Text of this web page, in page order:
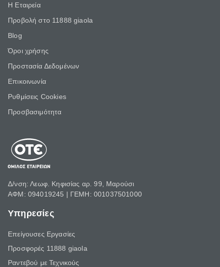
Η Εταιρεία
Προβολή στο 11888 giaola
Blog
Όροι χρήσης
Προστασία Δεδομένων
Επικοινωνία
Ρυθμίσεις Cookies
Προσβασιμότητα
Δ/νση: Λεωφ. Κηφισίας αρ. 99, Μαρούσι
ΑΦΜ: 094019245 | ΓΕΜΗ: 001037501000
Υπηρεσίες
Επείγουσες Εργασίες
Προσφορές 11888 giaola
Ραντεβού με Τεχνικούς